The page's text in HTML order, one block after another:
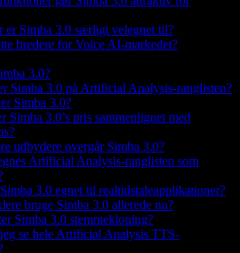
er Simba 3.0 særligt velegnet til?
bredere for Voice AI-markedet?
3.0?
Simba 3.0 på Artificial Analysis-ranglisten?
Simba 3.0?
Simba 3.0’s pris sammenlignet med
udbydere overgår Simba 3.0?
Artificial Analysis-ranglisten som
3.0 egnet til realtidstaleapplikationer?
bruge Simba 3.0 allerede nu?
Simba 3.0 stemmekloning?
se hele Artificial Analysis TTS-